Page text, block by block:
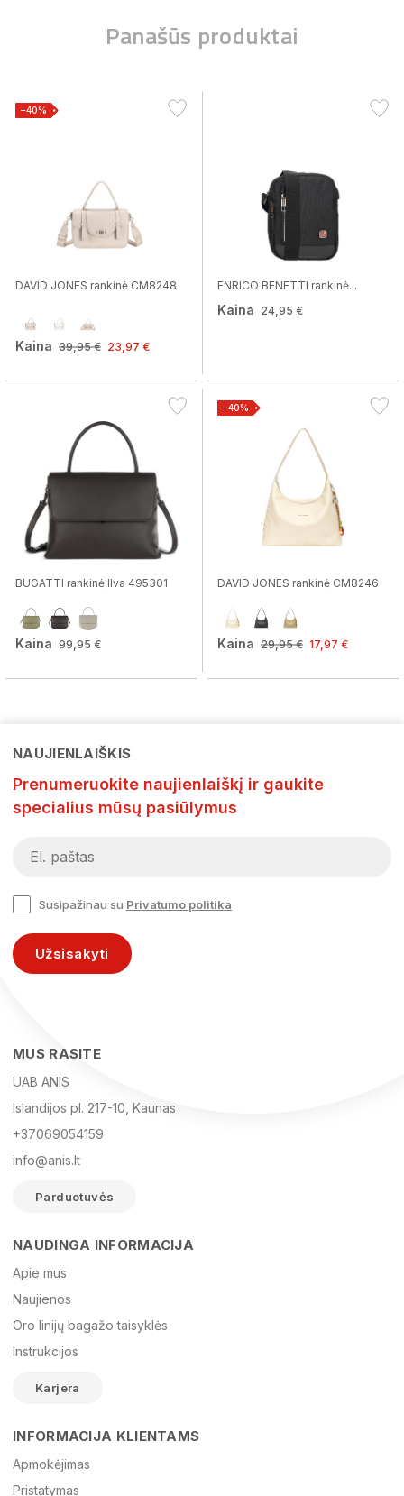
Panašūs produktai
−40%
DAVID JONES rankinė CM8248
Kaina 39,95 € 23,97 €
ENRICO BENETTI rankinė...
Kaina 24,95 €
BUGATTI rankinė Ilva 495301
Kaina 99,95 €
−40%
DAVID JONES rankinė CM8246
Kaina 29,95 € 17,97 €
El. paštas
Žinutė
NAUJIENLAIŠKIS
Prenumeruokite naujienlaiškį ir gaukite
specialius mūsų pasiūlymus
Susipažinau su Privatumo politika
Užsisakyti
MUS RASITE
UAB ANIS
Islandijos pl. 217-10, Kaunas
+37069054159
info@anis.lt
Parduotuvės
NAUDINGA INFORMACIJA
Apie mus
Naujienos
Oro linijų bagažo taisyklės
Instrukcijos
Karjera
INFORMACIJA KLIENTAMS
Apmokėjimas
Pristatymas